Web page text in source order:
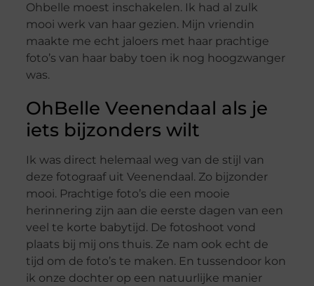
Ohbelle moest inschakelen. Ik had al zulk
mooi werk van haar gezien. Mijn vriendin
maakte me echt jaloers met haar prachtige
foto’s van haar baby toen ik nog hoogzwanger
was.
OhBelle Veenendaal als je
iets bijzonders wilt
Ik was direct helemaal weg van de stijl van
deze fotograaf uit Veenendaal. Zo bijzonder
mooi. Prachtige foto’s die een mooie
herinnering zijn aan die eerste dagen van een
veel te korte babytijd. De fotoshoot vond
plaats bij mij ons thuis. Ze nam ook echt de
tijd om de foto’s te maken. En tussendoor kon
ik onze dochter op een natuurlijke manier